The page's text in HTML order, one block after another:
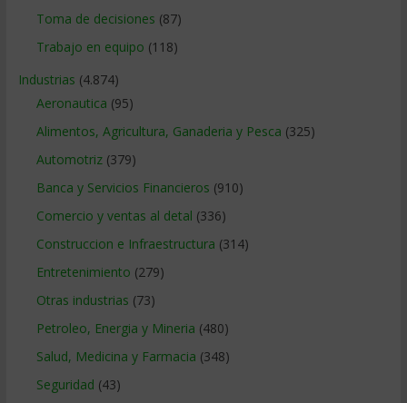
Toma de decisiones (87)
Trabajo en equipo (118)
Industrias (4.874)
Aeronautica (95)
Alimentos, Agricultura, Ganaderia y Pesca (325)
Automotriz(379)
Banca y Servicios Financieros (910)
Comercio y ventas al detal (336)
Construccion e Infraestructura (314)
Entretenimiento (279)
Otras industrias (73)
Petroleo, Energia y Mineria (480)
Salud, Medicina y Farmacia (348)
Seguridad (43)